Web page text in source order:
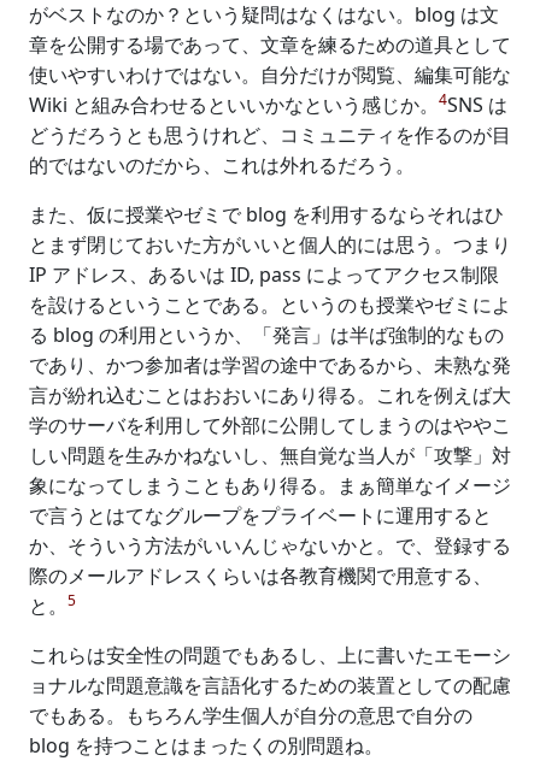
がベストなのか？という疑問はなくはない。blog は文
章を公開する場であって、文章を練るための道具として
使いやすいわけではない。自分だけが閲覧、編集可能な
Wiki と組み合わせるといいかなという感じか。
4SNS は
どうだろうとも思うけれど、コミュニティを作るのが目
的ではないのだから、これは外れるだろう。
また、仮に授業やゼミで blog を利用するならそれはひ
とまず閉じておいた方がいいと個人的には思う。つまり
IP アドレス、あるいは ID, pass によってアクセス制限
を設けるということである。というのも授業やゼミによ
る blog の利用というか、「発言」は半ば強制的なもの
であり、かつ参加者は学習の途中であるから、未熟な発
言が紛れ込むことはおおいにあり得る。これを例えば大
学のサーバを利用して外部に公開してしまうのはややこ
しい問題を生みかねないし、無自覚な当人が「攻撃」対
象になってしまうこともあり得る。まぁ簡単なイメージ
で言うとはてなグループをプライベートに運用すると
か、そういう方法がいいんじゃないかと。で、登録する
際のメールアドレスくらいは各教育機関で用意する、
と。
5
これらは安全性の問題でもあるし、上に書いたエモーシ
ョナルな問題意識を言語化するための装置としての配慮
でもある。もちろん学生個人が自分の意思で自分の
blog を持つことはまったくの別問題ね。